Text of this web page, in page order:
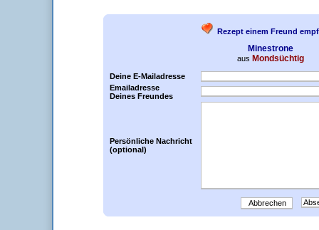
Rezept einem Freund
Minestrone
aus Mondsüchtig
Deine E-Mailadresse
Emailadresse
Deines Freundes
Persönliche Nachricht
(optional)
Abbrechen